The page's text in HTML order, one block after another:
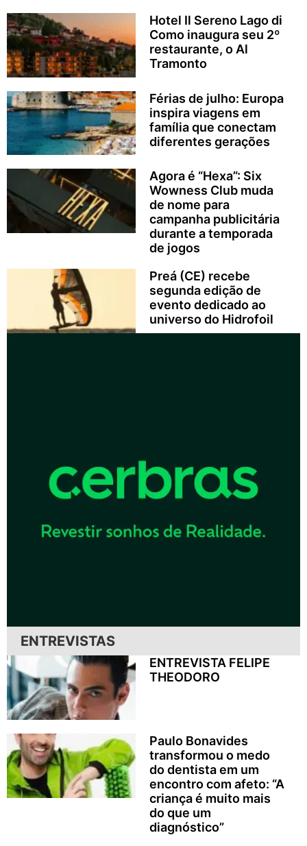
Hotel Il Sereno Lago di
Como inaugura seu 2º
restaurante, o Al
Tramonto
Férias de julho: Europa
inspira viagens em
família que conectam
diferentes gerações
Agora é “Hexa”: Six
Wowness Club muda
de nome para
campanha publicitária
durante a temporada
de jogos
Preá (CE) recebe
segunda edição de
evento dedicado ao
universo do Hidrofoil
ENTREVISTAS
ENTREVISTA FELIPE
THEODORO
Paulo Bonavides
transformou o medo
do dentista em um
encontro com afeto: “A
criança é muito mais
do que um
diagnóstico”